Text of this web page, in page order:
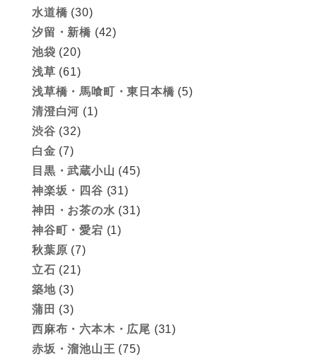
水道橋 (30)
汐留・新橋 (42)
池袋 (20)
浅草 (61)
浅草橋・馬喰町・東日本橋 (5)
清澄白河 (1)
渋谷 (32)
白金 (7)
目黒・武蔵小山 (45)
神楽坂・四谷 (31)
神田・お茶の水 (31)
神谷町・愛宕 (1)
秋葉原 (7)
立石 (21)
築地(3)
蒲田 (3)
西麻布・六本木・広尾 (31)
赤坂・溜池山王 (75)